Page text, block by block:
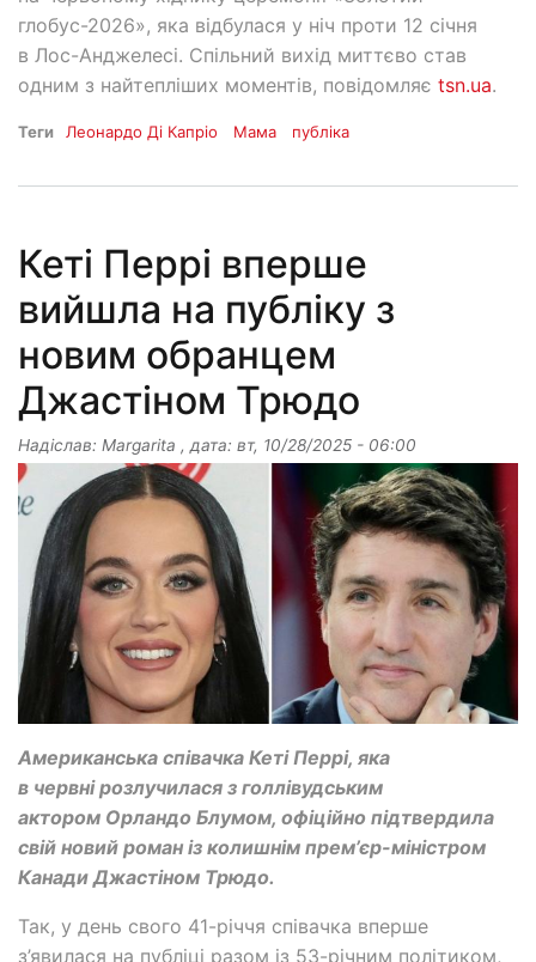
глобус-2026», яка відбулася у ніч проти 12 січня
в Лос-Анджелесі. Спільний вихід миттєво став
одним з найтепліших моментів, повідомляє tsn.ua.
Теги Леонардо Ді Капріо Мама публіка
Кеті Перрі вперше
вийшла на публіку з
новим обранцем
Джастіном Трюдо
Надіслав: Margarita , дата: вт, 10/28/2025 - 06:00
Американська співачка Кеті Перрі, яка
в червні розлучилася з голлівудським
актором Орландо Блумом, офіційно підтвердила
свій новий роман із колишнім прем’єр-міністром
Канади Джастіном Трюдо.
Так, у день свого 41-річчя співачка вперше
з’явилася на публіці разом із 53-річним політиком,